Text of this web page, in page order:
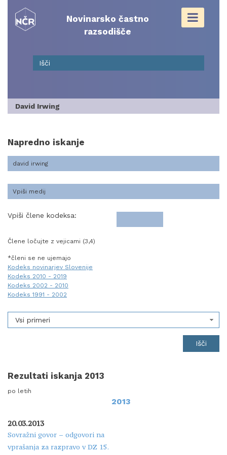
content
Novinarsko častno
razsodišče
David Irwing
Napredno iskanje
Vpiši člene kodeksa:
Člene ločujte z vejicami (3,4)
*členi se ne ujemajo
Kodeks novinarjev Slovenije
Kodeks 2010 - 2019
Kodeks 2002 - 2010
Kodeks 1991 - 2002
Vsi primeri
Rezultati iskanja 2013
po letih
2013
20.03.2013
Sovražni govor – odgovori na
vprašanja za razpravo v DZ 15.